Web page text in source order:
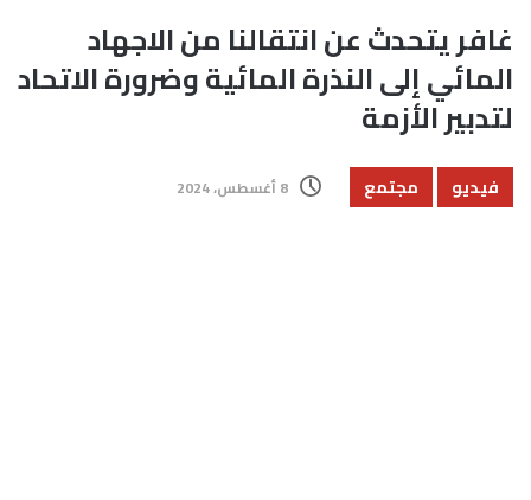
غافر يتحدث عن انتقالنا من الاجهاد
المائي إلى النذرة المائية وضرورة الاتحاد
لتدبير الأزمة
فيديو مجتمع 8 أغسطس، 2024